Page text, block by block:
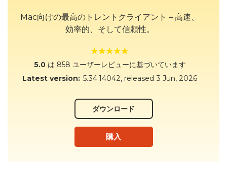
Mac向けの最高のトレントクライアント – 高速、
効率的、そして信頼性。
5.0 は 858 ユーザーレビューに基づいています
Latest version: 5.34.14042, released 3 Jun, 2026
ダウンロード
購入